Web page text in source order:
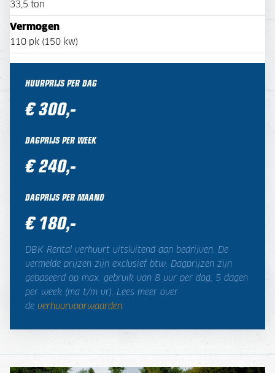
33,5 ton
Vermogen
110 pk (150 kw)
HUURPRIJS PER DAG
€ 300,-
DAGPRIJS PER WEEK
€ 240,-
DAGPRIJS PER MAAND
€ 180,-
DBK Rental verhuurt uitsluitend aan bedrijven. De
vermelde prijzen zijn exclusief btw. Dagprijzen zijn
gebaseerd op max. gebruik van 8 uur per dag, 5 dagen
per week (ma t/m vr). Lees meer over
de verhuurvoorwaarden.